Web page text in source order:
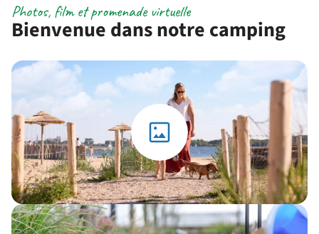
Bienvenue dans notre camping
Photos, film et promenade virtuelle